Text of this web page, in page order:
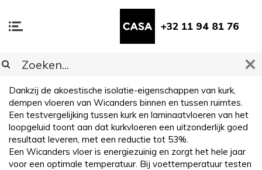
+32 11 94 81 76
Stone Resist+
Dankzij de akoestische isolatie-eigenschappen van kurk,
dempen vloeren van Wicanders binnen en tussen ruimtes.
Een testvergelijking tussen kurk en laminaatvloeren van het
loopgeluid toont aan dat kurkvloeren een uitzonderlijk goed
resultaat leveren, met een reductie tot 53%.
Een Wicanders vloer is energiezuinig en zorgt het hele jaar
voor een optimale temperatuur. Bij voettemperatuur testen